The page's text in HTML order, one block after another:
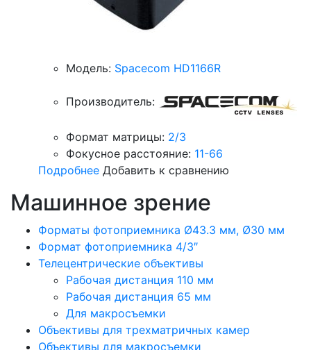
Модель: Spacecom HD1166R
Производитель:
Формат матрицы: 2/3
Фокусное расстояние: 11-66
Подробнее Добавить к сравнению
Машинное зрение
Форматы фотоприемника Ø43.3 мм, Ø30 мм
Формат фотоприемника 4/3″
Телецентрические объективы
Рабочая дистанция 110 мм
Рабочая дистанция 65 мм
Для макросъемки
Объективы для трехматричных камер
Объективы для макросъемки